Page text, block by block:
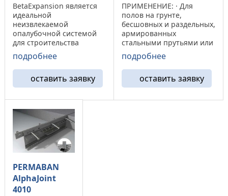
BetaExpansion является
идеальной
неизвлекаемой
опалубочной системой
для строительства
автостоянок и автодорог.
Система эта поставляется
в комплекте с
предустановленной
сжимаемой пеноплитой
для компенсации
быть адаптирована к ...
подробнее
оставить заявку
ПРИМЕНЕНИЕ: · Для
полов на грунте,
бесшовных и раздельных,
армированных
стальными прутьями или
сеткой, либо
установленных на
железобетонных сваях
подвергающихся
большим нагрузкам. ·
подробнее
оставить заявку
PERMABAN
AlphaJoint
4010